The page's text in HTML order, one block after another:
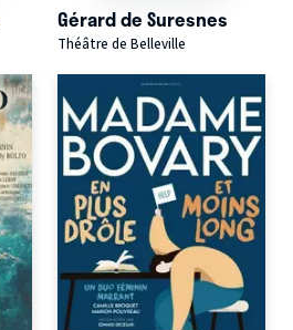
Gérard de Suresnes
Théâtre de Belleville